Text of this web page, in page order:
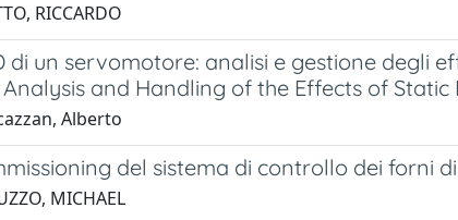
RICCARDO
di un servomotore: analisi e gestione degli
and Handling of the Effects of Static
Alberto
del sistema di controllo dei forni
MICHAEL